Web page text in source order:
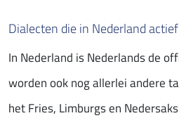
Dialecten die in Nederland
In Nederland is Nederlands de
worden ook nog allerlei andere
het Fries, Limburgs en